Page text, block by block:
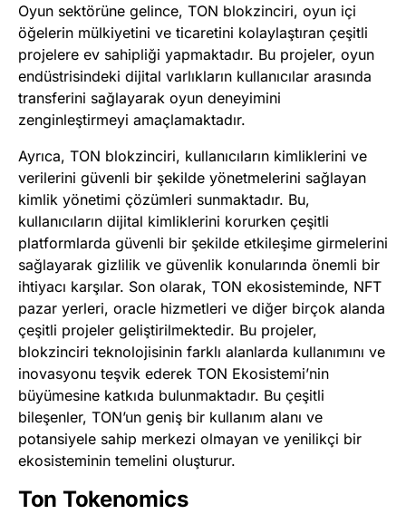
Oyun sektörüne gelince, TON blokzinciri, oyun içi
öğelerin mülkiyetini ve ticaretini kolaylaştıran çeşitli
projelere ev sahipliği yapmaktadır. Bu projeler, oyun
endüstrisindeki dijital varlıkların kullanıcılar arasında
transferini sağlayarak oyun deneyimini
zenginleştirmeyi amaçlamaktadır.
Ayrıca, TON blokzinciri, kullanıcıların kimliklerini ve
verilerini güvenli bir şekilde yönetmelerini sağlayan
kimlik yönetimi çözümleri sunmaktadır. Bu,
kullanıcıların dijital kimliklerini korurken çeşitli
platformlarda güvenli bir şekilde etkileşime girmelerini
sağlayarak gizlilik ve güvenlik konularında önemli bir
ihtiyacı karşılar. Son olarak, TON ekosisteminde, NFT
pazar yerleri, oracle hizmetleri ve diğer birçok alanda
çeşitli projeler geliştirilmektedir. Bu projeler,
blokzinciri teknolojisinin farklı alanlarda kullanımını ve
inovasyonu teşvik ederek TON Ekosistemi’nin
büyümesine katkıda bulunmaktadır. Bu çeşitli
bileşenler, TON’un geniş bir kullanım alanı ve
potansiyele sahip merkezi olmayan ve yenilikçi bir
ekosisteminin temelini oluşturur.
Ton Tokenomics